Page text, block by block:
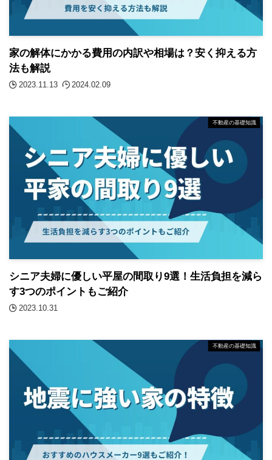
家の解体にかかる費用の内訳や相場は？安く抑える方
法も解説
2023.11.13 2024.02.09
不動産の基礎知識
シニア夫婦に優しい平屋の間取り9選！生活負担を減ら
す3つのポイントもご紹介
2023.10.31
不動産の基礎知識